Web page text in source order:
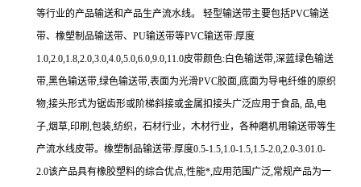
等行业的产品输送和产品生产流水线。 轻型输送带主要包括PVC输送
带、橡塑制品输送带、PU输送带等PVC输送带:厚度
1.0,2.0,1.8,2.0,3.0,4.0,5.0,6.0,9.0,11.0皮带颜色:白色输送带,深蓝绿色输送
带,黑色输送带,绿色输送带,表面为光滑PVC胶面,底面为导电纤维的原织
物;接头形式为锯齿形或阶梯斜接或金属扣接头广泛应用于食品, 品,电
子,烟草,印刷,包装,纺织，石材行业，木材行业，各种磨机用输送带等生
产流水线皮带。橡塑制品输送带:厚度0.5-1.5,1.0-1.5,1.5-2.0,2.0-3.01.0-
2.0该产品具有橡胶塑料的综合优点,性能*,应用范围广泛,常规产品为一